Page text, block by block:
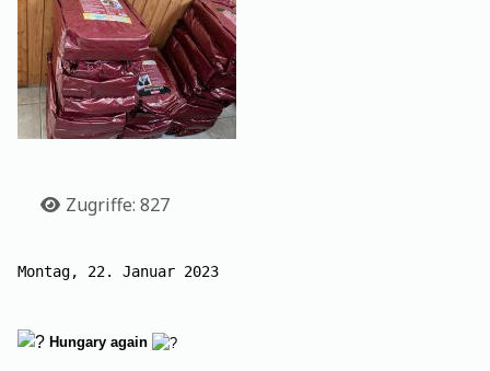
Details
Zugriffe: 827
Montag, 22. Januar 2023
Hungary again